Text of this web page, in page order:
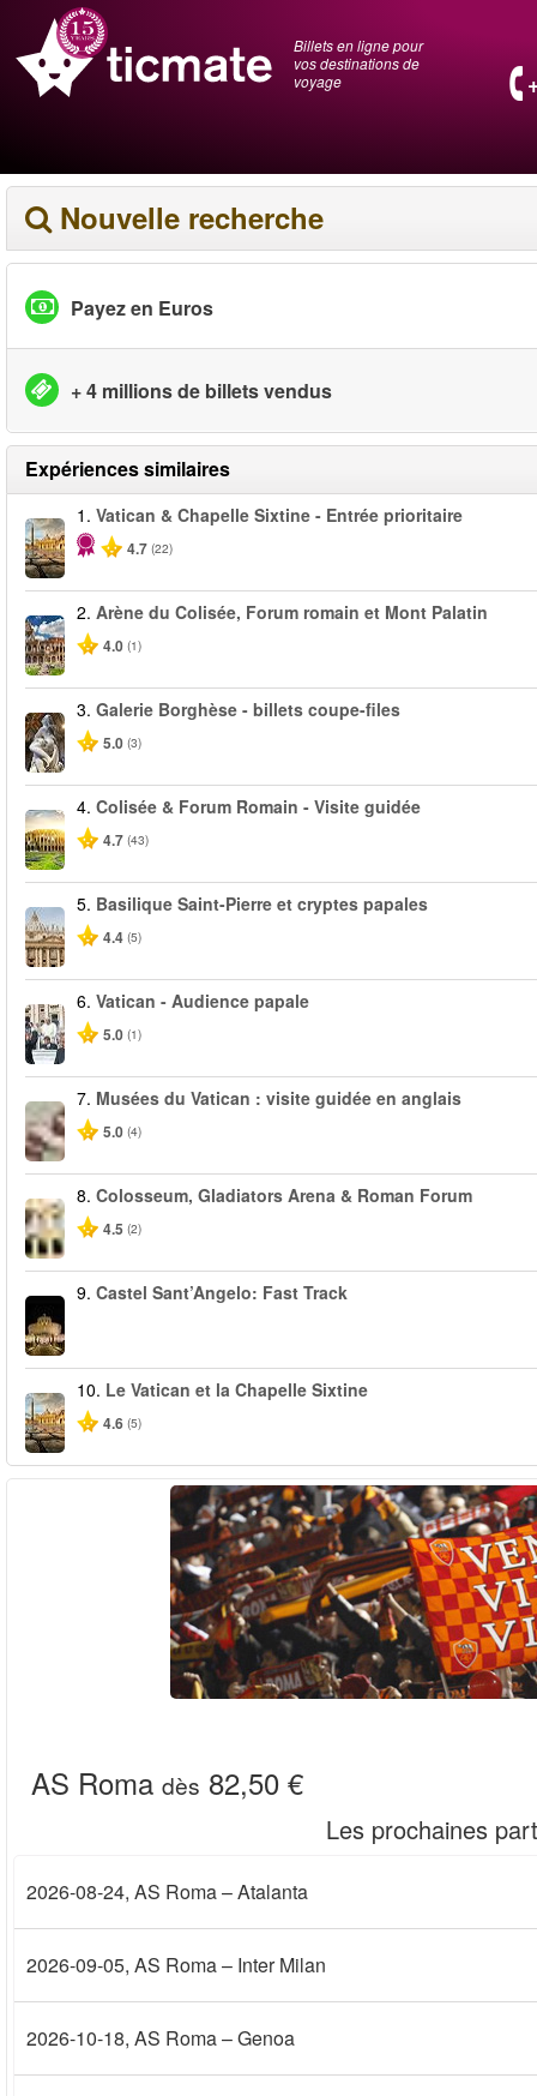
Billets en ligne pour
vos destinations de
voyage
Nouvelle recherche
Payez en Euros
+ 4 millions de billets vendus
Expériences similaires
1. Vatican & Chapelle Sixtine - Entrée prioritaire
4.7 (22)
2. Arène du Colisée, Forum romain et Mont Palatin
4.0 (1)
3. Galerie Borghèse - billets coupe-files
5.0 (3)
4. Colisée & Forum Romain - Visite guidée
4.7 (43)
5. Basilique Saint-Pierre et cryptes papales
4.4 (5)
6. Vatican - Audience papale
5.0 (1)
7. Musées du Vatican : visite guidée en anglais
5.0 (4)
8. Colosseum, Gladiators Arena & Roman Forum
4.5 (2)
9. Castel Sant’Angelo: Fast Track
10. Le Vatican et la Chapelle Sixtine
4.6 (5)
AS Roma dès 82,50 €
Les prochaines
2026-08-24, AS Roma – Atalanta
2026-09-05, AS Roma – Inter Milan
2026-10-18, AS Roma – Genoa